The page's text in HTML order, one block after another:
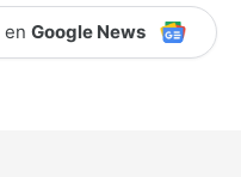
en Google News